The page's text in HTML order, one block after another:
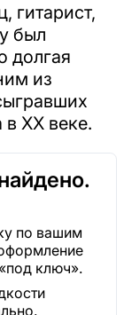
гитарист,
был
долгая
из
XX веке.
по вашим
ключ».